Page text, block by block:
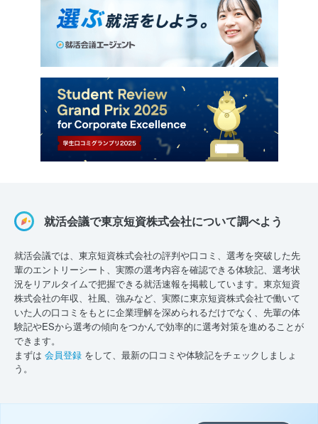
就活会議で東京短資株式会社について調べよう
就活会議では、東京短資株式会社の評判や口コミ、選考を突破した先
輩のエントリーシート、実際の選考内容を確認できる体験記、選考状
況をリアルタイムで把握できる就活速報を掲載しています。東京短資
株式会社の年収、社風、強みなど、実際に東京短資株式会社で働いて
いた人の口コミをもとに企業理解を深められるだけでなく、先輩の体
験記やESから選考の傾向をつかんで効率的に選考対策を進めることが
できます。
まずは 会員登録 をして、最新の口コミや体験記をチェックしましょ
う。